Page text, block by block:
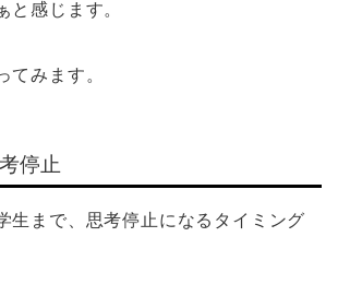
と感じます。
てみます。
停止
生まで、思考停止になるタイミング